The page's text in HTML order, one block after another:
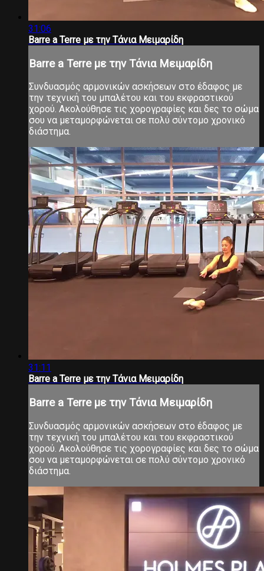
31:06
Barre a Terre με την Τάνια Μειμαρίδη
Barre a Terre με την Τάνια Μειμαρίδη
Συνδυασμός αρμονικών ασκήσεων στο έδαφος με
την τεχνική του μπαλέτου και του εκφραστικού
χορού. Ακολούθησε τις χορογραφίες και δες το σώμα
σου να μεταμορφώνεται σε πολύ σύντομο χρονικό
διάστημα.
31:11
Barre a Terre με την Τάνια Μειμαρίδη
Barre a Terre με την Τάνια Μειμαρίδη
Συνδυασμός αρμονικών ασκήσεων στο έδαφος με
την τεχνική του μπαλέτου και του εκφραστικού
χορού. Ακολούθησε τις χορογραφίες και δες το σώμα
σου να μεταμορφώνεται σε πολύ σύντομο χρονικό
διάστημα.